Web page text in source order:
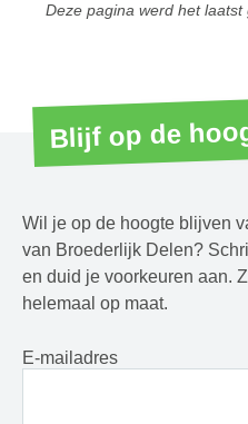
Deze pagina werd het laatst
Blijf op de
Wil je op de hoogte blijven
van Broederlijk Delen?
en duid je voorkeuren aan.
helemaal op maat.
E-mailadres